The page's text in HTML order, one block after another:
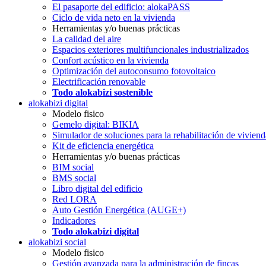
El pasaporte del edificio: alokaPASS
Ciclo de vida neto en la vivienda
Herramientas y/o buenas prácticas
La calidad del aire
Espacios exteriores multifuncionales industrializados
Confort acústico en la vivienda
Optimización del autoconsumo fotovoltaico
Electrificación renovable
Todo alokabizi sostenible
alokabizi digital
Modelo fisico
Gemelo digital: BIKIA
Simulador de soluciones para la rehabilitación de
Kit de eficiencia energética
Herramientas y/o buenas prácticas
BIM social
BMS social
Libro digital del edificio
Red LORA
Auto Gestión Energética (AUGE+)
Indicadores
Todo alokabizi digital
alokabizi social
Modelo fisico
Gestión avanzada para la administración de fincas